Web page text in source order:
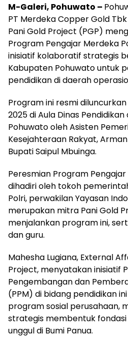
M-Galeri, Pohuwato –
PT Merdeka Copper Gold
Pani Gold Project (PGP)
Program Pengajar Merdeka
inisiatif kolaboratif strategis
Kabupaten Pohuwato untuk
pendidikan di daerah
Program ini resmi
2025 di Aula Dinas
Pohuwato oleh Asisten
Kesejahteraan Rakyat,
Bupati Saipul Mbuinga.
Peresmian Program
dihadiri oleh tokoh
Polri, perwakilan Yayasan
merupakan mitra Pani Gold
menjalankan program ini,
dan guru.
Mahesha Lugiana, External
Project, menyatakan inisiatif
Pengembangan dan
(PPM) di bidang pendidikan
program sosial perusahaan,
strategis membentuk
unggul di Bumi Panua.